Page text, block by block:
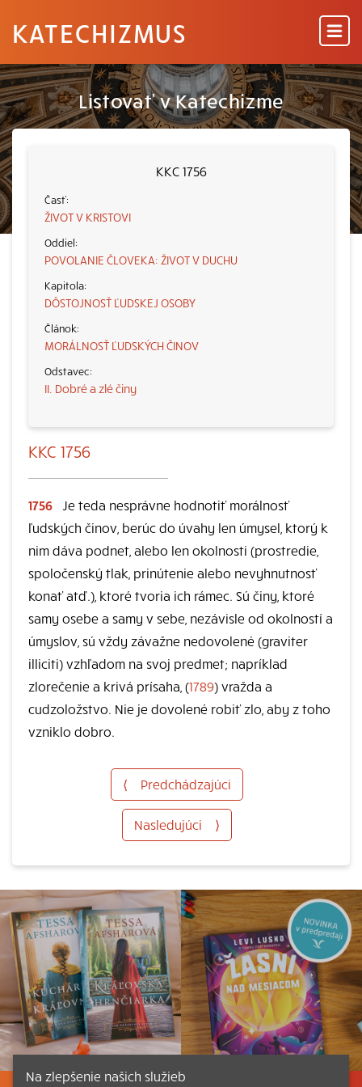
KATECHIZMUS
Listovať v Katechizme
KKC 1756
ŽIVOT V KRISTOVI
POVOLANIE ČLOVEKA: ŽIVOT V DUCHU
DÔSTOJNOSŤ ĽUDSKEJ OSOBY
MORÁLNOSŤ ĽUDSKÝCH ČINOV
II. Dobré a zlé činy
KKC 1756
1756
Je teda nesprávne hodnotiť morálnosť
ľudských činov, berúc do úvahy len úmysel, ktorý k
nim dáva podnet, alebo len okolnosti (prostredie,
spoločenský tlak, prinútenie alebo nevyhnutnosť
konať atď.), ktoré tvoria ich rámec. Sú činy, ktoré
samy osebe a samy v sebe, nezávisle od okolností a
úmyslov, sú vždy závažne nedovolené (graviter
illiciti) vzhľadom na svoj predmet; napríklad
zlorečenie a krivá prísaha, (1789) vražda a
cudzoložstvo. Nie je dovolené robiť zlo, aby z toho
vzniklo dobro.
⟨ Predchádzajúci
Nasledujúci ⟩
Na zlepšenie našich služieb